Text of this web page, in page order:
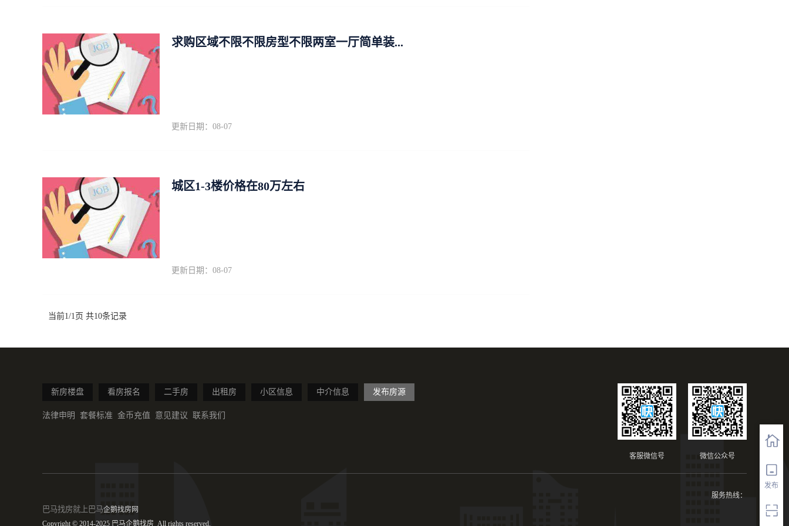
发布
求购区域不限不限房型不限两室一厅简单装...
更新日期：08-07
城区1-3楼价格在80万左右
更新日期：08-07
当前1/1页 共10条记录
新房楼盘 看房报名 二手房 出租房 小区信息 中介信息 发布房源
法律申明 套餐标准 金币充值 意见建议 联系我们
微信公众号
客服微信号
服务热线：
巴马找房就上巴马企鹅找房网
Copyright © 2014-2025 巴马企鹅找房 All rights reserved.